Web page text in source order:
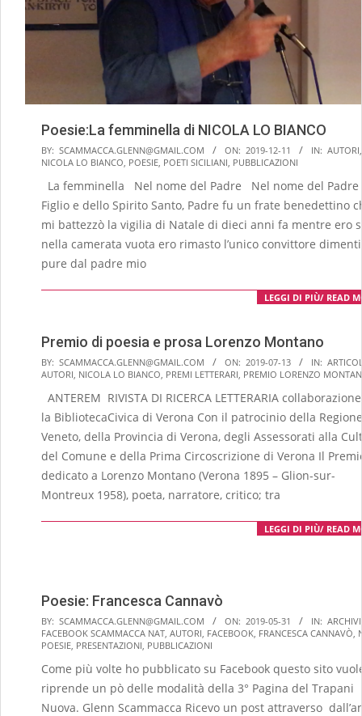
Poesie:La femminella di NICOLA LO BIANCO
2019-
12-
11
BY: SCAMMACCA.GLENN@GMAIL.COM ON: 2019-12-11 IN: AUTORI,
NICOLA LO BIANCO, POESIE, POETI SICILIANI, PUBBLICAZIONI
La femminella Nel nome del Padre Nel nome del Padre
Figlio e dello Spirito Santo, Padre fu un frate benedettino
mi battezzò la vigilia di Natale di dieci anni fa mentre ero
nella camerata vuota ero rimasto l’unico convittore
pure dal padre mio
LEGGI DI PIÙ/ READ
Premio di poesia e prosa Lorenzo Montano
2019-
07-
13
BY: SCAMMACCA.GLENN@GMAIL.COM ON: 2019-07-13 IN:
AUTORI, NICOLA LO BIANCO, PREMI LETTERARI, PREMIO LORENZO
ANTEREM RIVISTA DI RICERCA LETTERARIA
la BibliotecaCivica di Verona Con il patrocinio della Regione
Veneto, della Provincia di Verona, degli Assessorati alla
del Comune e della Prima Circoscrizione di Verona Il
dedicato a Lorenzo Montano (Verona 1895 – Glion-sur-
Montreux 1958), poeta, narratore, critico; tra
LEGGI DI PIÙ/ READ
Poesie: Francesca Cannavò
2019-
05-
BY: SCAMMACCA.GLENN@GMAIL.COM ON: 2019-05-31 IN:
FACEBOOK SCAMMACCA NAT AUTORI FACEBOOK FRANCESCA CANNAVÒ
POESIE PRESENTAZIONI PUBBLICAZIONI
Come più volte ho pubblicato su Facebook questo sito
riprende un pò delle modalità della 3° Pagina del Trapani
Nuova. Glenn Scammacca Ricevo un post attraverso